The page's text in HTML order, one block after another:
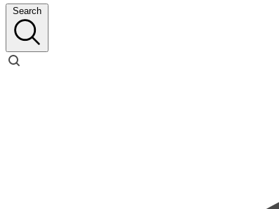
Search